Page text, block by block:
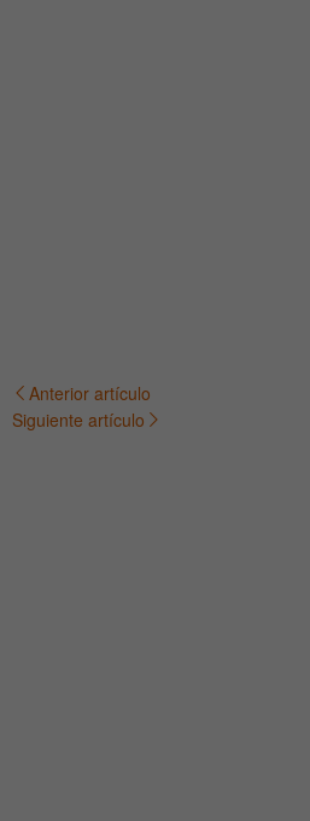
Navegación
Anterior artículo
Siguiente artículo